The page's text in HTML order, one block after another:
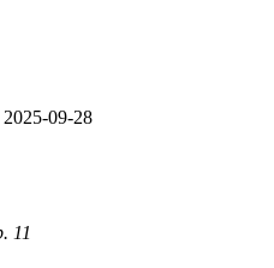
2025-09-28
11